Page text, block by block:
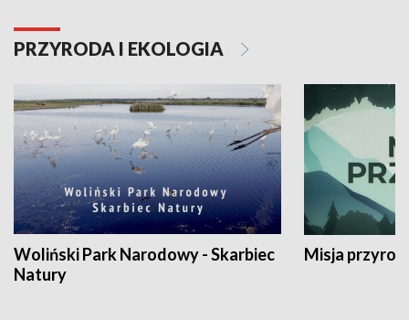
PRZYRODA I EKOLOGIA
Woliński Park Narodowy - Skarbiec
Natury
Misja